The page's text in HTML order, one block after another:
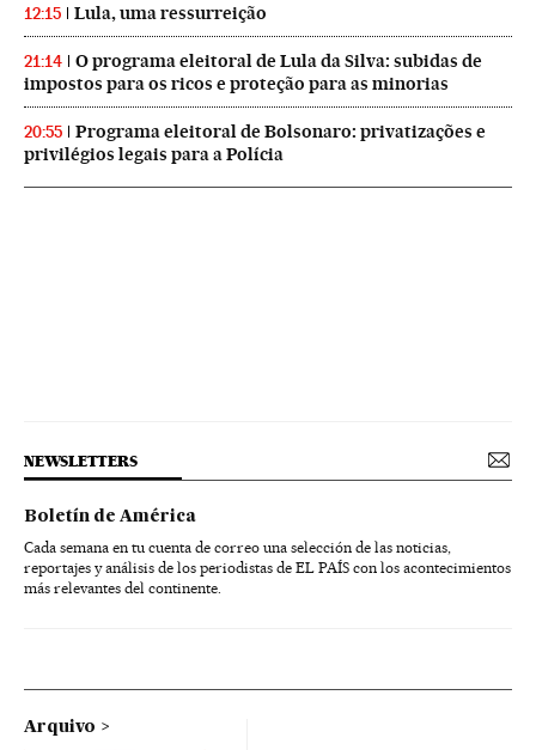
12:15 Lula, uma ressurreição
21:14
O programa eleitoral de Lula da Silva: subidas de
impostos para os ricos e proteção para as minorias
20:55
Programa eleitoral de Bolsonaro: privatizações e
privilégios legais para a Polícia
NEWSLETTERS
Boletín de América
Cada semana en tu cuenta de correo una selección de las noticias,
reportajes y análisis de los periodistas de EL PAÍS con los acontecimientos
más relevantes del continente.
Arquivo